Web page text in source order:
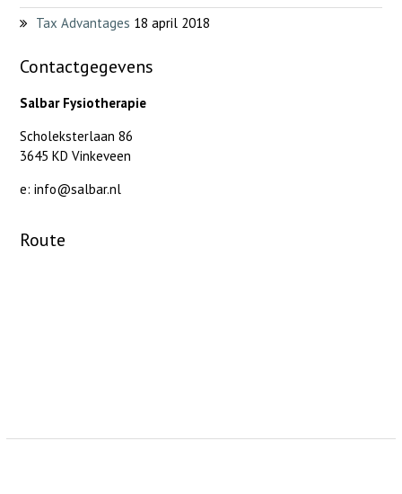
Tax Advantages 18 april 2018
Contactgegevens
Salbar Fysiotherapie
Scholeksterlaan 86
3645 KD Vinkeveen
e: info@salbar.nl
Route